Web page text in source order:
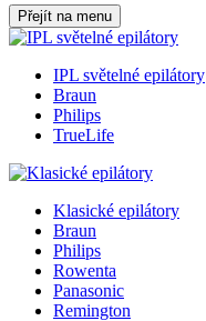
Přejít na menu
IPL světelné epilátory
Braun
Philips
TrueLife
Klasické epilátory
Braun
Philips
Rowenta
Panasonic
Remington